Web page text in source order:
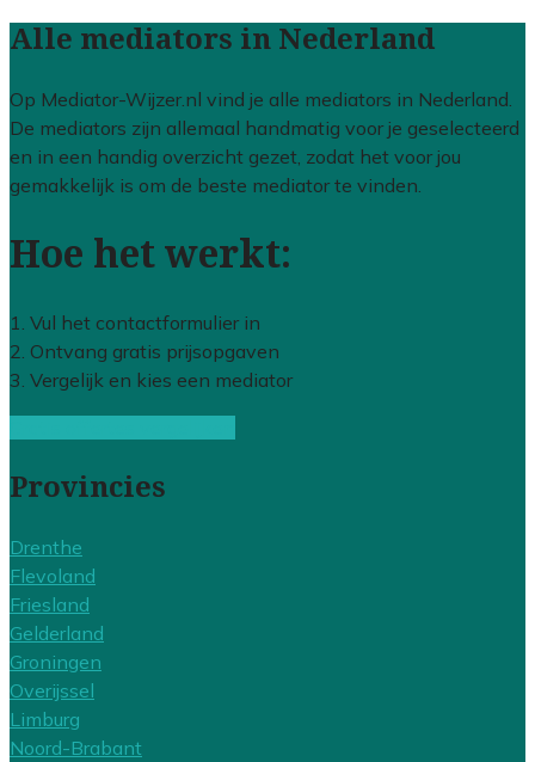
Alle mediators in Nederland
Op Mediator-Wijzer.nl vind je alle mediators in Nederland.
De mediators zijn allemaal handmatig voor je geselecteerd
en in een handig overzicht gezet, zodat het voor jou
gemakkelijk is om de beste mediator te vinden.
Hoe het werkt:
1. Vul het contactformulier in
2. Ontvang gratis prijsopgaven
3. Vergelijk en kies een mediator
Provincies
Drenthe
Flevoland
Friesland
Gelderland
Groningen
Overijssel
Limburg
Noord-Brabant